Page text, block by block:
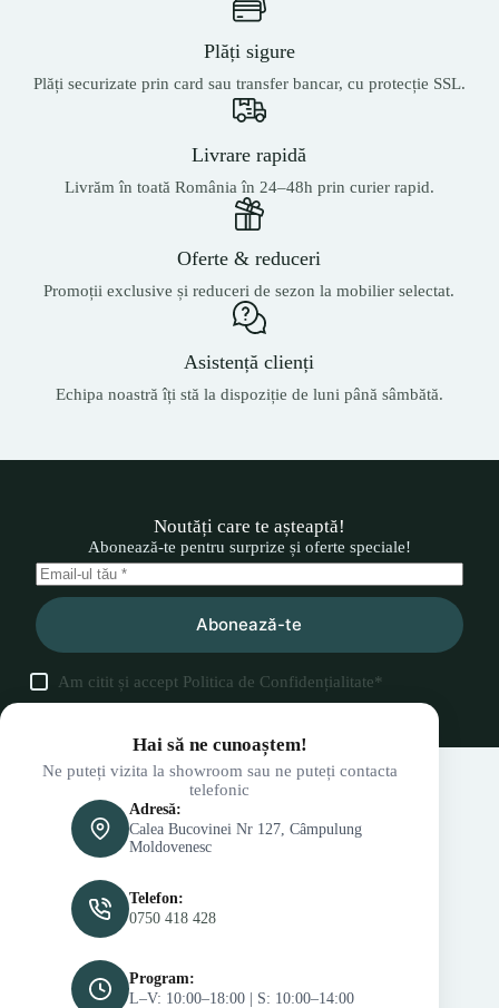
Plăți sigure
Plăți securizate prin card sau transfer bancar, cu protecție SSL.
Livrare rapidă
Livrăm în toată România în 24–48h prin curier rapid.
Oferte & reduceri
Promoții exclusive și reduceri de sezon la mobilier selectat.
Asistență clienți
Echipa noastră îți stă la dispoziție de luni până sâmbătă.
Noutăți care te așteaptă!
Abonează-te pentru surprize și oferte speciale!
Abonează-te
Am citit și accept Politica de Confidențialitate*
Hai să ne cunoaștem!
Ne puteți vizita la showroom sau ne puteți contacta
telefonic
Adresă:
Calea Bucovinei Nr 127, Câmpulung
Moldovenesc
Telefon:
0750 418 428
Program:
L–V: 10:00–18:00 | S: 10:00–14:00